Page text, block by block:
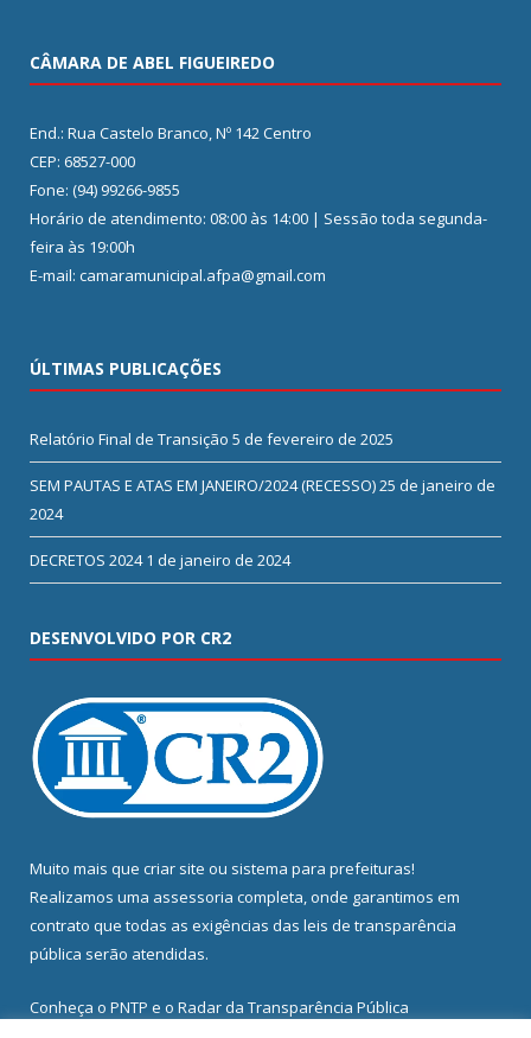
CÂMARA DE ABEL FIGUEIREDO
End.: Rua Castelo Branco, Nº 142 Centro
CEP: 68527-000
Fone: (94) 99266-9855
Horário de atendimento: 08:00 às 14:00 | Sessão toda segunda-
feira às 19:00h
E-mail: camaramunicipal.afpa@gmail.com
ÚLTIMAS PUBLICAÇÕES
Relatório Final de Transição 5 de fevereiro de 2025
SEM PAUTAS E ATAS EM JANEIRO/2024 (RECESSO)25 de janeiro de
2024
DECRETOS 2024 1 de janeiro de 2024
DESENVOLVIDO POR CR2
Muito mais que criar site ou sistema para prefeituras!
Realizamos uma assessoria completa, onde garantimos em
contrato que todas as exigências das leis de transparência
pública serão atendidas.
Conheça o PNTP e o Radar da Transparência Pública